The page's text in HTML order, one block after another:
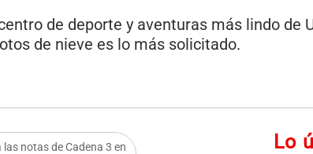
de deporte y aventuras más lindo de
de nieve es lo más solicitado.
las notas de Cadena 3 en
Lo